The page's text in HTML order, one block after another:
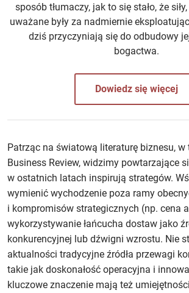
sposób tłumaczy, jak to się stało, że
uważane były za nadmiernie
dziś przyczyniają się do odbudowy
bogactwa.
Dowiedz się więcej
Patrząc na światową literaturę biznesu, w
Business Review, widzimy powtarzające
w ostatnich latach inspirują strategów.
wymienić wychodzenie poza ramy
i kompromisów strategicznych (np. cena
wykorzystywanie łańcucha dostaw jako
konkurencyjnej lub dźwigni wzrostu. Nie
aktualności tradycyjne źródła przewagi
takie jak doskonałość operacyjna i
kluczowe znaczenie mają też